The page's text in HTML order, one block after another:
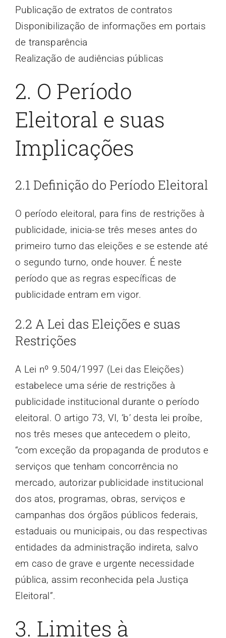
Publicação de extratos de contratos
Disponibilização de informações em portais
de transparência
Realização de audiências públicas
2. O Período
Eleitoral e suas
Implicações
2.1 Definição do Período Eleitoral
O período eleitoral, para fins de restrições à
publicidade, inicia-se três meses antes do
primeiro turno das eleições e se estende até
o segundo turno, onde houver. É neste
período que as regras específicas de
publicidade entram em vigor.
2.2 A Lei das Eleições e suas
Restrições
A Lei nº 9.504/1997 (Lei das Eleições)
estabelece uma série de restrições à
publicidade institucional durante o período
eleitoral. O artigo 73, VI, ‘b’ desta lei proíbe,
nos três meses que antecedem o pleito,
“com exceção da propaganda de produtos e
serviços que tenham concorrência no
mercado, autorizar publicidade institucional
dos atos, programas, obras, serviços e
campanhas dos órgãos públicos federais,
estaduais ou municipais, ou das respectivas
entidades da administração indireta, salvo
em caso de grave e urgente necessidade
pública, assim reconhecida pela Justiça
Eleitoral”.
3. Limites à